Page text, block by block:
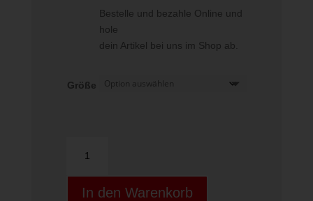
Bestelle und bezahle Online und
hole
dein Artikel bei uns im Shop ab.
Größe
CLUB
CUFF
PANTIn den Warenkorb